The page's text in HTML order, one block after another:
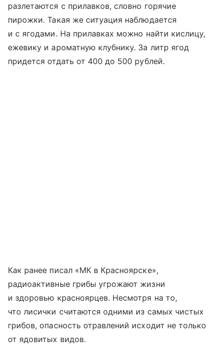
разлетаются с прилавков, словно горячие
пирожки. Такая же ситуация наблюдается
и с ягодами. На прилавках можно найти кислицу,
ежевику и ароматную клубнику. За литр ягод
придется отдать от 400 до 500 рублей.
Как ранее писал «МК в Красноярске»,
радиоактивные грибы угрожают жизни
и здоровью красноярцев. Несмотря на то,
что лисички считаются одними из самых чистых
грибов, опасность отравлений исходит не только
от ядовитых видов.